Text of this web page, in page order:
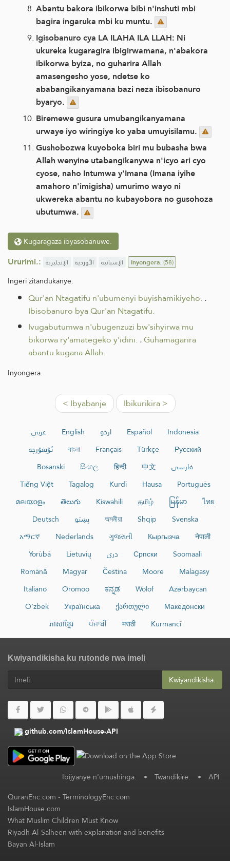
Abantu bakora ibikorwa bibi n'inshuti mbi
bagira ingaruka mbi ku muntu.
Igisobanuro cya LA ILAHA ILA LLAH: Ni
ukureka kugaragira ibigirwamana, n'abakora
ibikorwa byiza, no guharira Allah
amasengesho yose, ndetse ko
ababangikanyamana bazi neza ibisobanuro
byaryo.
Biremewe gusura umubangikanyamana
urwaye iyo wiringiye ko yaba umuyisilamu.
Gushobozwa kuyoboka biri mu bubasha bwa
Allah wenyine utabangikanywa n'icyo ari cyo
cyose, naho Intumwa y'Imana (Imana iyihe
amahoro n'imigisha) umurimo wayo ni
ukwereka abantu no kubayobora no gusohoza
ubutumwa.
Kugaragaza ibyasobanuwe.
Ururimi.: الإنجليزية الأوردية الإسبانية Inyongera.(58)
Ingeri zitandukanye.
Qur'an Ntagatifu n'ubumenyi buyishamikiyeho. .
Ibisobanuro bya Qur'an Ntagatifu.
Ivugabutumwa n'ubugenzuzi bw'sihyirwa mu
bikorwa ry'amategeko y'idini. .Guhamagarira
abantu kugana Allah.
Inyongera.
< Ibyabanje Ibikurikira >
عربي English اردو Español
Indonesia
ئۇيغۇرچە
বাংলা Français Türkçe
Русский
Bosanski
සිංහල हिन्दी 中文
فارسی
Tiếng Việt
Tagalog Kurdî Hausa
Português
മലയാളം
తెలుగు Kiswahili தமிழ் မြန်မာ
ไทย
Deutsch
پښتو অসমীয়া Shqip
Svenska
አማርኛ
Nederlands ગુજરાતી Кыргызча
नेपाली
Yorùbá
Lietuvių دری Српски
Soomaali
Română
Magyar Čeština Moore
Malagasy
Italiano
Oromoo ಕನ್ನಡ Wolof
Azərbaycan
O‘zbek
Українська ქართული
Македонски
ភាសាខ្មែរ
ਪੰਜਾਬੀ मराठी Kurmancî
Kwiyandikisha ku rutonde rwa imeli
Kwiyandikisha.
github.com/IslamHouse-API
Ibijyanye n'umushinga. • Twandikire. • API
QuranEnc.com-TerminologyEnc.com
IslamHouse.com
What Muslim Children Must Know
Riyadh Al-Salheen with explanation and benefits
Bayan Al-Islam